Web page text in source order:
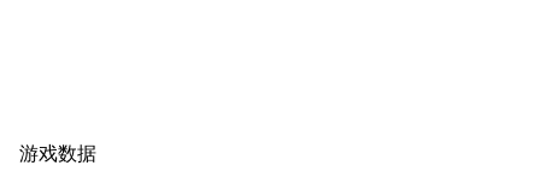
游戏数据